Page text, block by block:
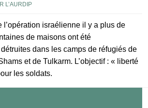
L’AURDIP
l’opération israélienne il y a plus de
de maisons ont été
dans les camps de réfugiés de
et de Tulkarm. L’objectif : « liberté
les soldats.